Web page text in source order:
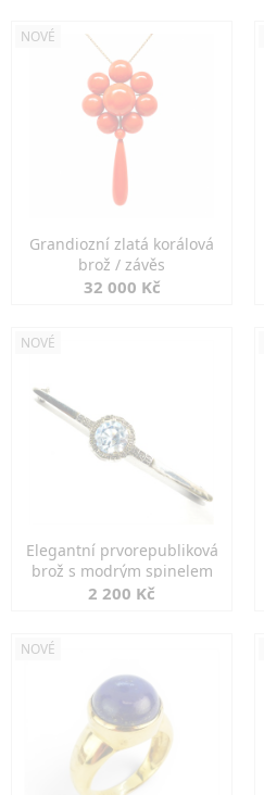
NOVÉ
Grandiozní zlatá korálová
brož / závěs
32 000 Kč
NOVÉ
Elegantní prvorepubliková
brož s modrým spinelem
2 200 Kč
NOVÉ